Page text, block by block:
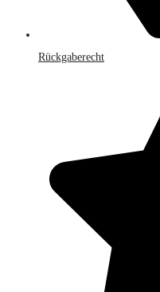
Rückgaberecht